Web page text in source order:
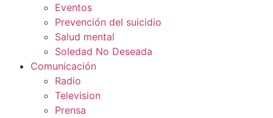
Eventos
Prevención del suicidio
Salud mental
Soledad No Deseada
Comunicación
Radio
Television
Prensa